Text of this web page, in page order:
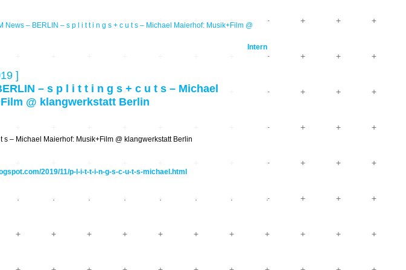
News – BERLIN – s p l i t t i n g s + c u t s – Michael Maierhof: Musik+Film @
Intern
]
– s p l i t t i n g s + c u t s – Michael
@ klangwerkstatt Berlin
t s – Michael Maierhof: Musik+Film @ klangwerkstatt Berlin
2019/11/p-l-i-t-t-i-n-g-s-c-u-t-s-michael.html